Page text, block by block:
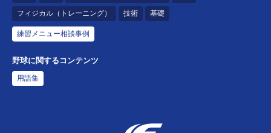
フィジカル（トレーニング） 技術 基礎
練習メニュー相談事例
野球に関するコンテンツ
用語集